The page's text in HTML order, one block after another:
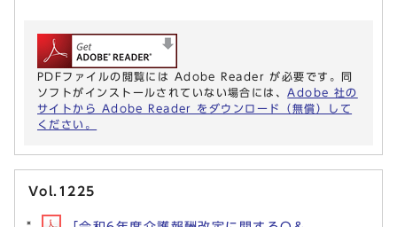
PDFファイルの閲覧には Adobe Reader が必要です。同
ソフトがインストールされていない場合には、 Adobe 社の
サイトから Adobe Reader をダウンロード（無償）して
ください。
Vol.1225